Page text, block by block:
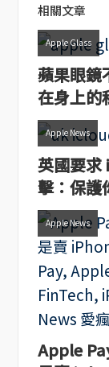
相關文章
Apple Glass
蘋果眼鏡
在身上的
Apple News
英國要求
擊：保護
Apple News
Apple